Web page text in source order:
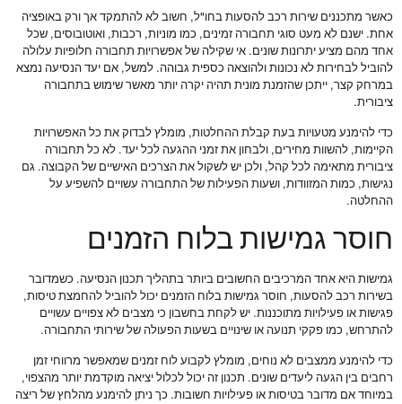
כאשר מתכננים שירות רכב להסעות בחו"ל, חשוב לא להתמקד אך ורק באופציה
אחת. ישנם לא מעט סוגי תחבורה זמינים, כמו מוניות, רכבות, ואוטובוסים, שכל
אחד מהם מציע יתרונות שונים. אי שקילה של אפשרויות תחבורה חלופיות עלולה
להוביל לבחירות לא נכונות ולהוצאה כספית גבוהה. למשל, אם יעד הנסיעה נמצא
במרחק קצר, ייתכן שהזמנת מונית תהיה יקרה יותר מאשר שימוש בתחבורה
ציבורית.
כדי להימנע מטעויות בעת קבלת ההחלטות, מומלץ לבדוק את כל האפשרויות
הקיימות, להשוות מחירים, ולבחון את זמני ההגעה לכל יעד. לא כל תחבורה
ציבורית מתאימה לכל קהל, ולכן יש לשקול את הצרכים האישיים של הקבוצה. גם
נגישות, כמות המזוודות, ושעות הפעילות של התחבורה עשויים להשפיע על
ההחלטה.
חוסר גמישות בלוח הזמנים
גמישות היא אחד המרכיבים החשובים ביותר בתהליך תכנון הנסיעה. כשמדובר
בשירות רכב להסעות, חוסר גמישות בלוח הזמנים יכול להוביל להחמצת טיסות,
פגישות או פעילויות מתוכננות. יש לקחת בחשבון כי מצבים לא צפויים עשויים
להתרחש, כמו פקקי תנועה או שינויים בשעות הפעולה של שירותי התחבורה.
כדי להימנע ממצבים לא נוחים, מומלץ לקבוע לוח זמנים שמאפשר מרווחי זמן
רחבים בין הגעה ליעדים שונים. תכנון זה יכול לכלול יציאה מוקדמת יותר מהצפוי,
במיוחד אם מדובר בטיסות או פעילויות חשובות. כך ניתן להימנע מהלחץ של ריצה